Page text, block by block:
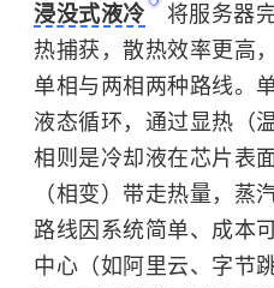
浸没式液冷
将服务器
热捕获，散热效率更高
单相与两相两种路线。
液态循环，通过显热（
相则是冷却液在芯片表
（相变）带走热量，蒸
路线因系统简单、成本
中心（如阿里云、字节